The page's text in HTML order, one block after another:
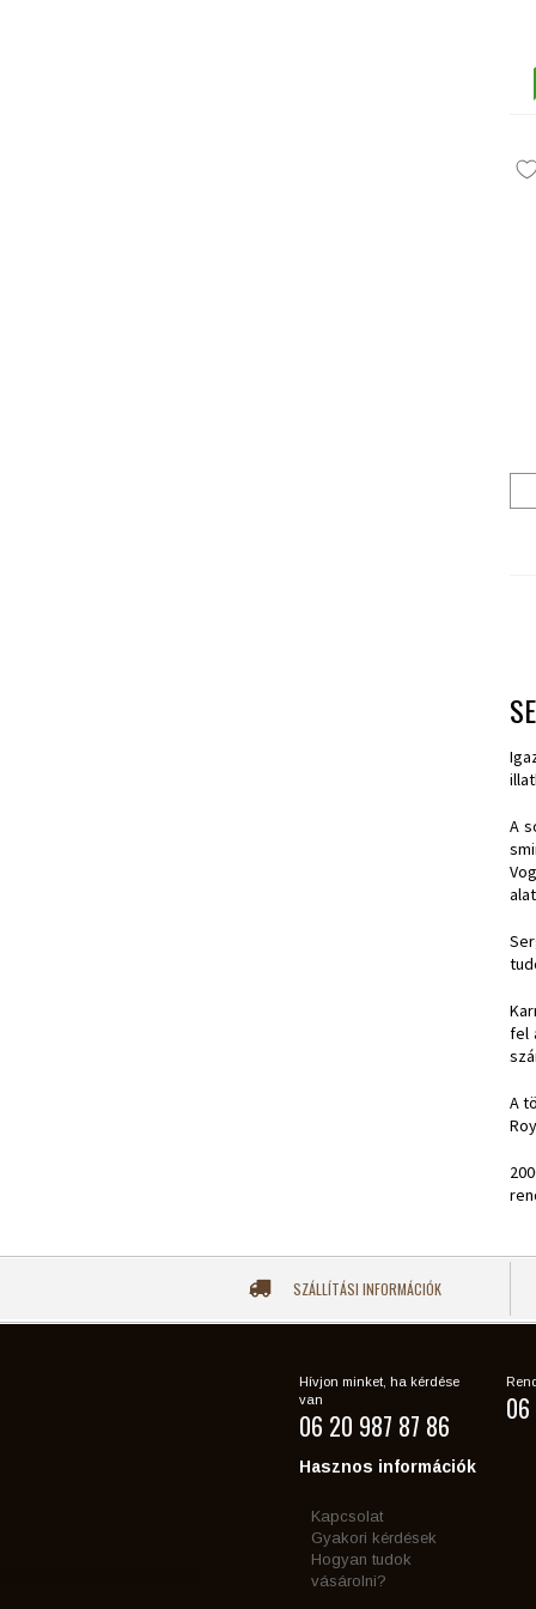
A
fel
A
SZÁLLÍTÁSI INFORMÁCIÓK
Hívjon minket, ha kérdése
van
06 20 987 87 86
Hasznos információk
Kapcsolat
Gyakori kérdések
Hogyan tudok
vásárolni?